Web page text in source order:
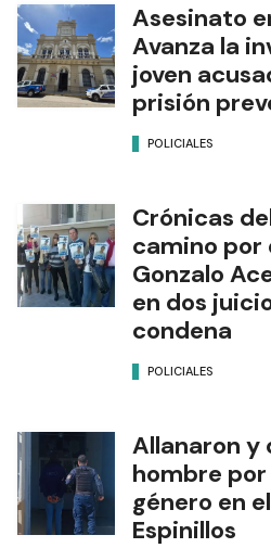
Asesinato
Avanza la
joven
prisión
POLICIALES
Crónicas
camino por
Gonzalo
en dos
condena
POLICIALES
Allanaron y
hombre
género en
Espinillos